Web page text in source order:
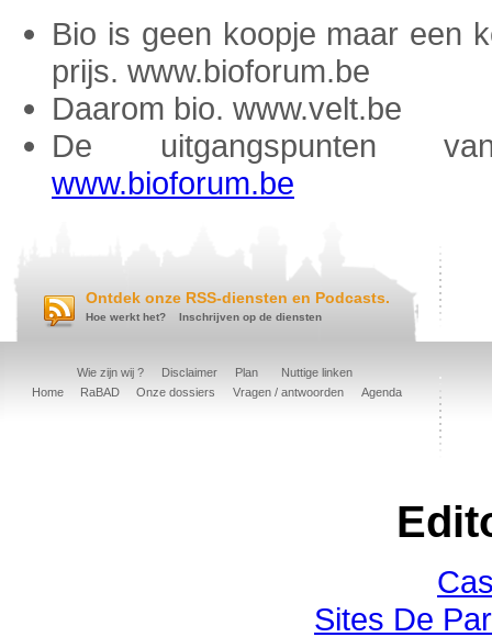
Bio is geen koopje maar een
prijs. www.bioforum.be
Daarom bio. www.velt.be
De uitgangspunten
www.bioforum.be
Ontdek onze RSS-diensten en Podcasts.
Hoe werkt het? Inschrijven op de diensten
Wie zijn wij ? Disclaimer Plan
Nuttige linken
Home
RaBAD Onze dossiers Vragen / antwoorden Agenda
Sites De